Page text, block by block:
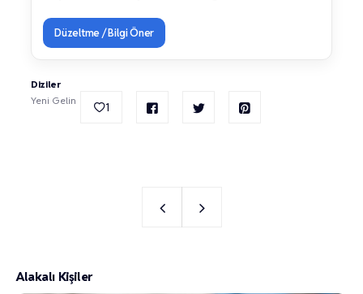
Düzeltme / Bilgi Öner
Diziler
Yeni Gelin
1
Alakalı Kişiler